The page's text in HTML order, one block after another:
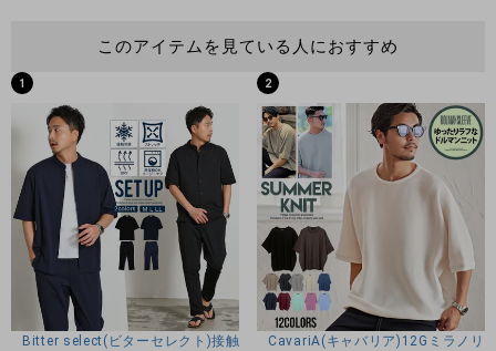
柔らかくストレッチの効いた素材でタイトめながら快適な着
心地を実現。
※モデル画像は照明などの影響により実際の商品と異なる場合
がございます。
サイズ(cm)
44(M)：着丈64身幅48肩幅41袖丈18
46(L)：着丈67身幅50肩幅44袖丈19
48(XL)：着丈70身幅52肩幅47袖丈20
※平置き計測
このアイテムを見ている人におすすめ
1
Bitter select(ビターセレクト)接触冷感スーパーストレッチバンドカラー
2
CavariA(キャバリア)12Gミラノリ